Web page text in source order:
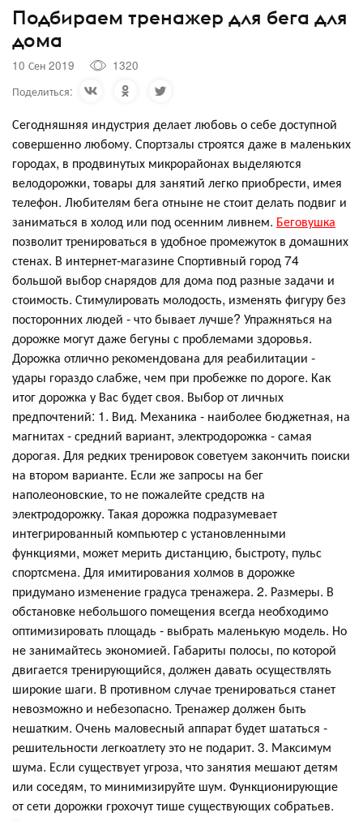
Подбираем тренажер для бега для
дома
10 Сен 2019
1320
Поделиться:
Сегодняшняя индустрия делает любовь о себе доступной
совершенно любому. Спортзалы строятся даже в маленьких
городах, в продвинутых микрорайонах выделяются
велодорожки, товары для занятий легко приобрести, имея
телефон. Любителям бега отныне не стоит делать подвиг и
заниматься в холод или под осенним ливнем. Беговушка
позволит тренироваться в удобное промежуток в домашних
стенах. В интернет-магазине Спортивный город 74
большой выбор снарядов для дома под разные задачи и
стоимость. Стимулировать молодость, изменять фигуру без
посторонних людей - что бывает лучше? Упражняться на
дорожке могут даже бегуны с проблемами здоровья.
Дорожка отлично рекомендована для реабилитации -
удары гораздо слабже, чем при пробежке по дороге. Как
итог дорожка у Вас будет своя. Выбор от личных
предпочтений: 1. Вид. Механика - наиболее бюджетная, на
магнитах - средний вариант, электродорожка - самая
дорогая. Для редких тренировок советуем закончить поиски
на втором варианте. Если же запросы на бег
наполеоновские, то не пожалейте средств на
электродорожку. Такая дорожка подразумевает
интегрированный компьютер с установленными
функциями, может мерить дистанцию, быстроту, пульс
спортсмена. Для имитирования холмов в дорожке
придумано изменение градуса тренажера. 2. Размеры. В
обстановке небольшого помещения всегда необходимо
оптимизировать площадь - выбрать маленькую модель. Но
не занимайтесь экономией. Габариты полосы, по которой
двигается тренирующийся, должен давать осуществлять
широкие шаги. В противном случае тренироваться станет
невозможно и небезопасно. Тренажер должен быть
нешатким. Очень маловесный аппарат будет шататься -
решительности легкоатлету это не подарит. 3. Максимум
шума. Если существует угроза, что занятия мешают детям
или соседям, то минимизируйте шум. Функционирующие
от сети дорожки грохочут тише существующих собратьев.